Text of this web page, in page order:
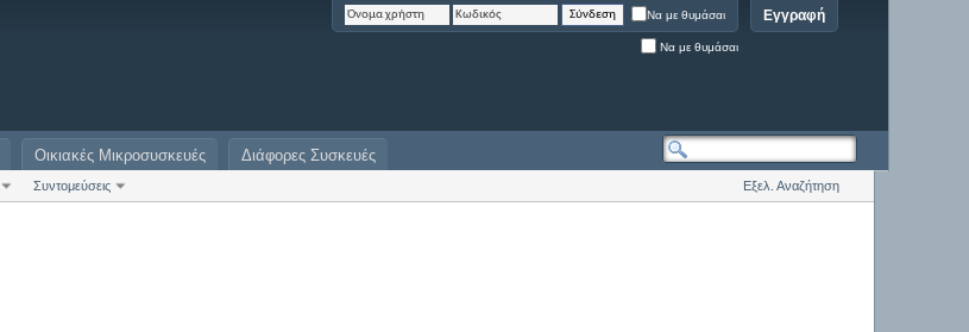
Εγγραφή
Να με θυμάσαι
Να με θυμάσαι
Συντομεύσεις
Οικιακές Μικροσυσκευές Διάφορες Συσκευές
Εξελ. Αναζήτηση